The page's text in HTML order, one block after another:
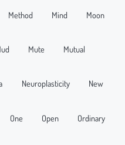
Method Mind Moon
Mute Mutual
Neuroplasticity New
One Open Ordinary